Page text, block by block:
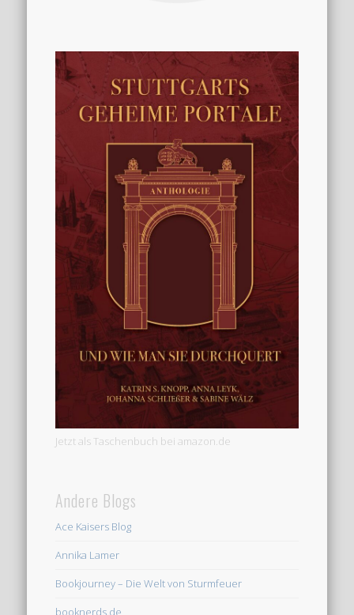
Jetzt als Taschenbuch bei amazon.de
Andere Blogs
Ace Kaisers Blog
Annika Lamer
Bookjourney – Die Welt von Sturmfeuer